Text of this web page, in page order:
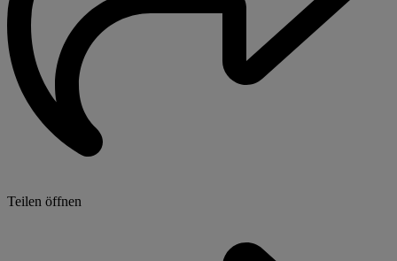
Teilen öffnen